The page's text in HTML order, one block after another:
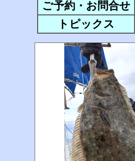
ご予約・お問合せ
トピックス